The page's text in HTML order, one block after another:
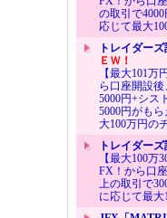
の取引で
応じて最大
トレイダー
ＥＷ！
【最大101
ら口座開設
5000円+シス
5000円がも
大100万円の
トレイダー
【最大100万
FX！から口
上の取引で
に応じて最大